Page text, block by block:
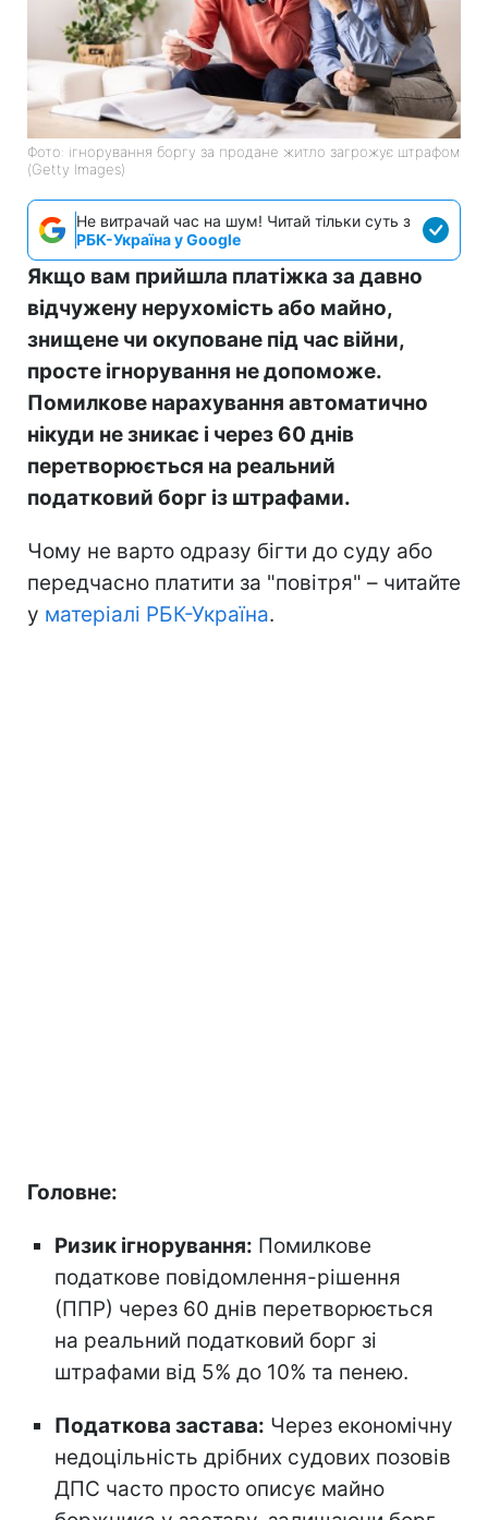
Фото: ігнорування боргу за продане житло загрожує штрафом
(Getty Images)
Не витрачай час на шум! Читай тільки суть з
РБК-Україна у Google
Якщо вам прийшла платіжка за давно
відчужену нерухомість або майно,
знищене чи окуповане під час війни,
просте ігнорування не допоможе.
Помилкове нарахування автоматично
нікуди не зникає і через 60 днів
перетворюється на реальний
податковий борг із штрафами.
Чому не варто одразу бігти до суду або
передчасно платити за "повітря" – читайте
у матеріалі РБК-Україна.
Головне:
Ризик ігнорування: Помилкове
податкове повідомлення-рішення
(ППР) через 60 днів перетворюється
на реальний податковий борг зі
штрафами від 5% до 10% та пенею.
Податкова застава: Через економічну
недоцільність дрібних судових позовів
ДПС часто просто описує майно